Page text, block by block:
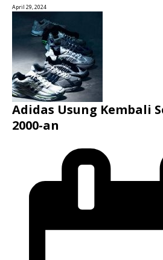
April 29, 2024
Adidas Usung Kembali
2000-an